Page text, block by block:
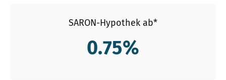
SARON-Hypothek ab*
0.75%